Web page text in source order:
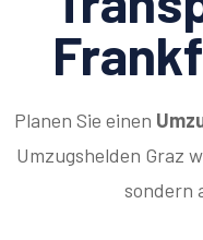
Planen Sie einen
Umzugshelden Graz
sondern